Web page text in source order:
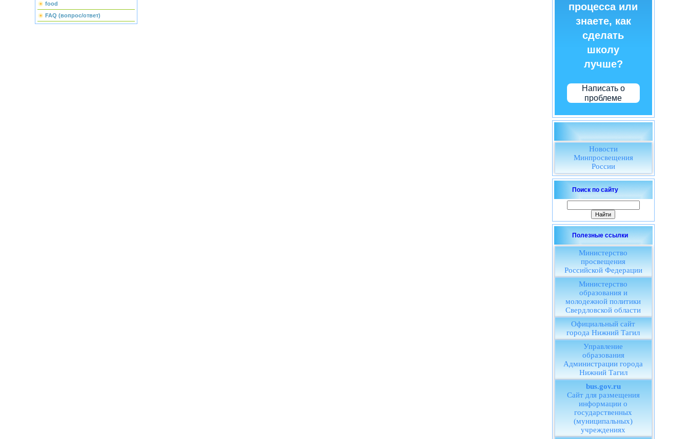
food
FAQ (вопрос/ответ)
процесса или
знаете, как
сделать
школу
лучше?
Написать о
проблеме
Новости
Минпросвещения
России
Поиск по сайту
Полезные ссылки
Министерство
просвещения
Российской Федерации
Министерство
образования и
молодежной политики
Свердловской области
Официальный сайт
города Нижний Тагил
Управление
образования
Администрации города
Нижний Тагил
bus.gov.ru
Сайт для размещения
информации о
государственных
(муниципальных)
учреждениях